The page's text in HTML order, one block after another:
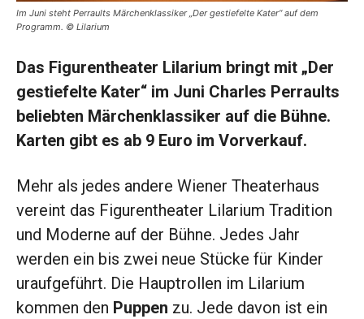
Im Juni steht Perraults Märchenklassiker „Der gestiefelte Kater“ auf dem
Programm. © Lilarium
Das Figurentheater Lilarium bringt mit „Der
gestiefelte Kater“ im Juni Charles Perraults
beliebten Märchenklassiker auf die Bühne.
Karten gibt es ab 9 Euro im Vorverkauf.
Mehr als jedes andere Wiener Theaterhaus
vereint das Figurentheater Lilarium Tradition
und Moderne auf der Bühne. Jedes Jahr
werden ein bis zwei neue Stücke für Kinder
uraufgeführt. Die Hauptrollen im Lilarium
kommen den Puppen zu. Jede davon ist ein